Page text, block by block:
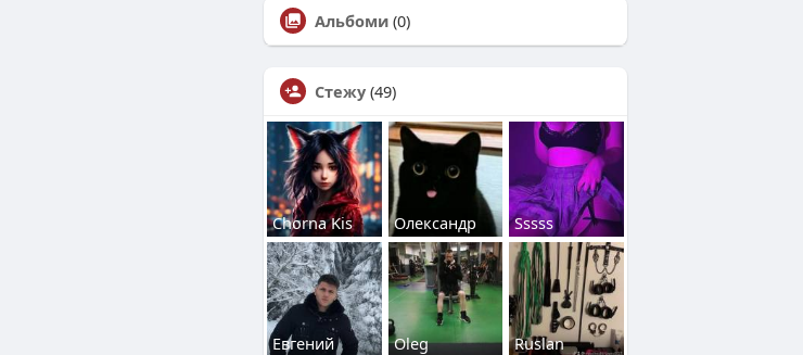
Альбоми (0)
Стежу (49)
Chorna Kis Олександр Sssss
Евгений Oleg Ruslan